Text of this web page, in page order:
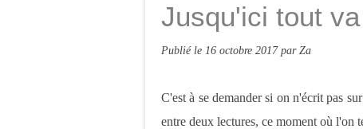
Jusqu'ici tout
Publié le 16 octobre 2017par Za
C'est à se demander si on n'écrit pas
entre deux lectures, ce moment où l'on